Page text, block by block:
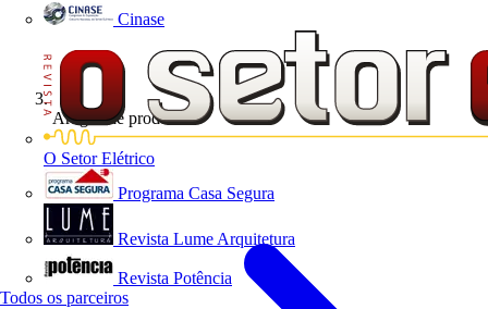
Cinase
O Setor Elétrico
Programa Casa Segura
Revista Lume Arquitetura
Revista Potência
Todos os parceiros
Artigos de produto